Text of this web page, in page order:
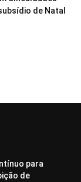
de Natal
para
de